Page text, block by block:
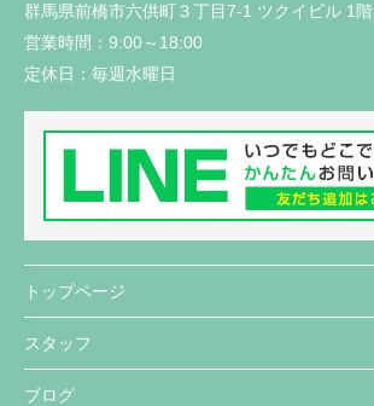
群馬県前橋市六供町３丁目7-1 ツクイビル 1階
営業時間： 9:00～18:00
定休日： 毎週水曜日
トップページ
スタッフ
ブログ